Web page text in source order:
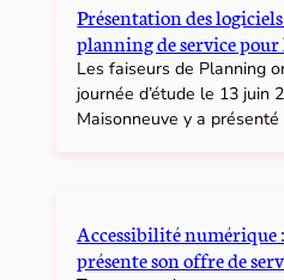
Présentation des
planning de service
Les faiseurs de Planning
journée d’étude le 13 juin
Maisonneuve y a
Accessibilité numérique
présente son offre de